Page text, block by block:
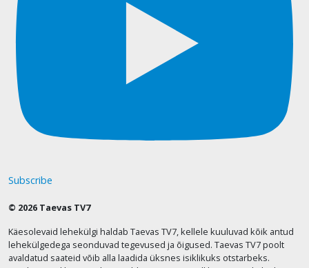
Subscribe
© 2026 Taevas TV7
Käesolevaid lehekülgi haldab Taevas TV7, kellele kuuluvad kõik antud
lehekülgedega seonduvad tegevused ja õigused. Taevas TV7 poolt
avaldatud saateid võib alla laadida üksnes isiklikuks otstarbeks.